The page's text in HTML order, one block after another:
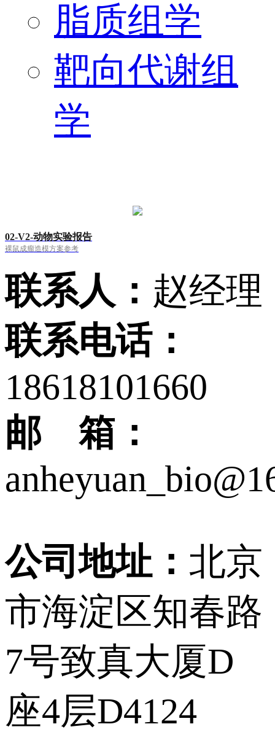
脂质组学
靶向代谢组
学
02-V2-动物实验报告
裸鼠成瘤造模方案参考
联系人： 赵经理
联系电话：
18618101660
邮 箱：
公司地址： 北京
市海淀区知春路
7号致真大厦D
座4层D4124